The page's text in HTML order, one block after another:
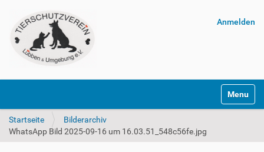
Anmelden
Startseite
Bilderarchiv
WhatsApp Bild 2025-09-16 um 16.03.51_548c56fe.jpg